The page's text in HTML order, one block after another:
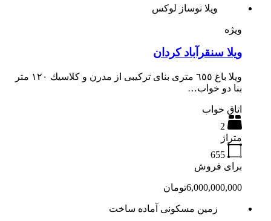
ویلا نوساز لوکس
ویژه
ویلا سنقرآباد کردان
ويلا باغ ٦٥٥ مترى بناى تركيبى از مدرن و كلاسيك ١٢٠ متر
بنا دو خواب…
اتاق خواب
2
متراژ
655
برای فروش
6,000,000,000تومان
زمین مسکونی آماده ساخت